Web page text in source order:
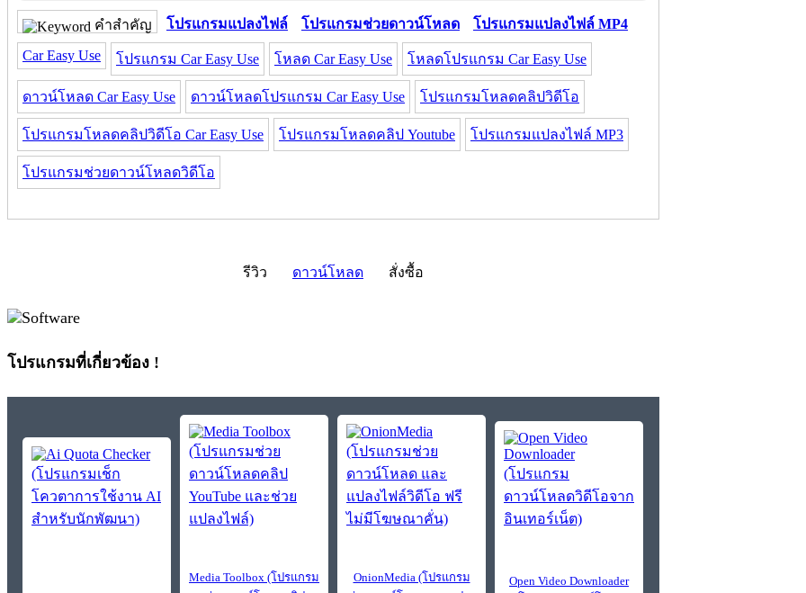
คำสำคัญ โปรแกรมแปลงไฟล์ โปรแกรมช่วยดาวน์โหลด โปรแกรมแปลงไฟล์ MP4
Car Easy Use โปรแกรม Car Easy Use โหลด Car Easy Use โหลดโปรแกรม Car Easy Use
ดาวน์โหลด Car Easy Use ดาวน์โหลดโปรแกรม Car Easy Use โปรแกรมโหลดคลิปวิดีโอ
โปรแกรมโหลดคลิปวิดีโอ Car Easy Use โปรแกรมโหลดคลิป Youtube โปรแกรมแปลงไฟล์ MP3
โปรแกรมช่วยดาวน์โหลดวิดีโอ
รีวิว ดาวน์โหลด สั่งซื้อ
โปรแกรมที่เกี่ยวข้อง !
Media Toolbox (โปรแกรม
OnionMedia (โปรแกรม
Open Video Downloader